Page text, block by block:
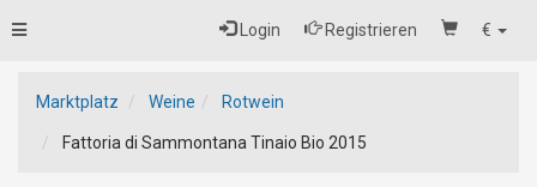
€
Login Registrieren
Toggle
Marktplatz Weine Rotwein
Fattoria di Sammontana Tinaio Bio 2015